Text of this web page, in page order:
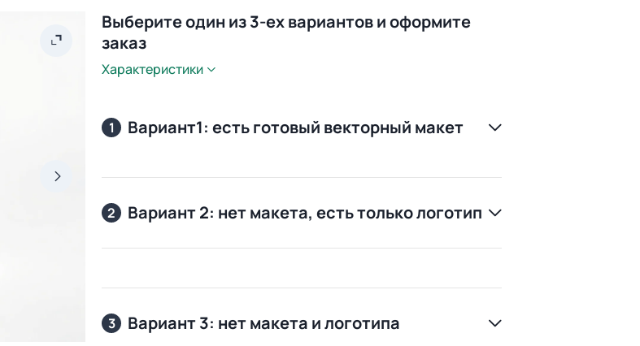
Выберите один из 3-ех вариантов и оформите
заказ
Характеристики
1 Вариант1: есть готовый векторный макет
2 Вариант 2: нет макета, есть только логотип
3 Вариант 3: нет макета и логотипа